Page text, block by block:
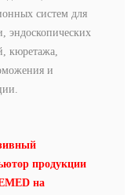
систем для
эндоскопических
кюретажа,
и
продукции
на